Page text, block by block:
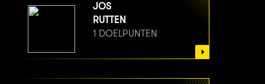
JOS
RUTTEN
1 DOELPUNTEN